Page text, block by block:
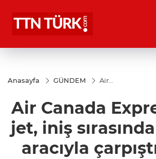
Anasayfa GÜNDEM
Air
ait jet,
iniş
hizmet
çarpıştı: 2
ölü
Air Canada
jet, iniş
aracıyla